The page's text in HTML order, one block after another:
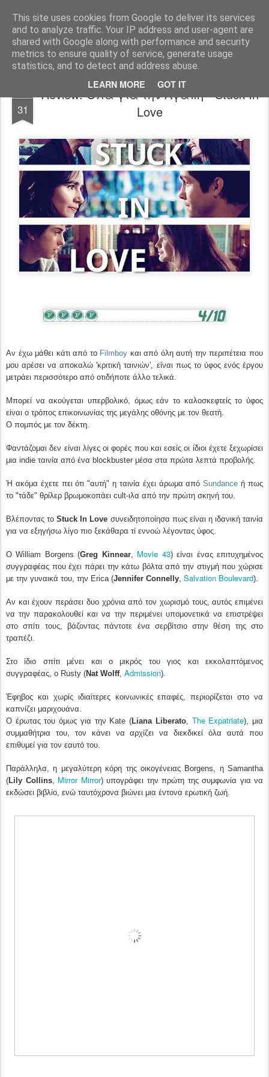
This site uses cookies from Google to deliver its services
and to analyze traffic. Your IP address and user-agent are
shared with Google along with performance and security
metrics to ensure quality of service, generate usage
statistics, and to detect and address abuse.
LEARN MORE GOT IT
FilmBoy
31
Review: Όλα για την Αγάπη - Stuck In
Love
Αν έχω μάθει κάτι από το Filmboy και από όλη αυτή την περιπέτεια που
μου αρέσει να αποκαλώ 'κριτική ταινιών', είναι πως το ύφος ενός έργου
μετράει περισσότερο από οτιδήποτε άλλο τελικά.
Μπορεί να ακούγεται υπερβολικό, όμως εάν το καλοσκεφτείς το ύφος
είναι ο τρόπος επικοινωνίας της μεγάλης οθόνης με τον θεατή.
Ο πομπός με τον δέκτη.
Φαντάζομαι δεν είναι λίγες οι φορές που και εσείς οι ίδιοι έχετε ξεχωρίσει
μια indie ταινία από ένα blockbuster μέσα στα πρώτα λεπτά προβολής.
Ή ακόμα έχετε πει ότι "αυτή" η ταινία έχει άρωμα απόSundanceή πως
το "τάδε" θρίλερ βρωμοκοπάει cult-ιλα από την πρώτη σκηνή του.
Βλέποντας τοStuck In Love συνειδητοποίησα πως είναι η ιδανική ταινία
για να εξηγήσω λίγο πιο ξεκάθαρα τί εννοώ λέγοντας ύφος.
Ο William Borgens (Greg Kinnear, Movie 43) είναι ένας επιτυχημένος
συγγραφέας που έχει πάρει την κάτω βόλτα από την στιγμή που χώρισε
με την γυναικά του, την Erica (Jennifer Connelly Salvation Boulevard).
Αν και έχουν περάσει δυο χρόνια από τον χωρισμό τους, αυτός επιμένει
να την παρακολουθεί και να την περιμένει υπομονετικά να επιστρέψει
στο σπίτι τους, βάζοντας πάντοτε ένα σερβίτσιο στην θέση της στο
τραπέζι.
Στο ίδιο σπίτι μένει και ο μικρός του γιος και εκκολαπτόμενος
συγγραφέας, ο Rusty (Nat Wolff, Admission).
Έφηβος και χωρίς ιδιαίτερες κοινωνικές επαφές, περιορίζεται στο να
καπνίζει μαριχουάνα.
Ο έρωτας του όμως για την Kate (Liana Liberato, The Expatriate), μια
συμμαθήτρια του, τον κάνει να αρχίζει να διεκδικεί όλα αυτά που
επιθυμεί για τον εαυτό του.
Παράλληλα, η μεγαλύτερη κόρη της οικογένειας Borgens, η Samantha
(Lily Collins, Mirror Mirror) υπογράφει την πρώτη της συμφωνία για να
εκδώσει βιβλίο, ενώ ταυτόχρονα βιώνει μια έντονα ερωτική ζωή.